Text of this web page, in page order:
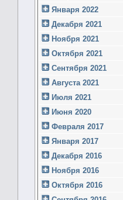
Января 2022
Декабря 2021
Ноября 2021
Октября 2021
Сентября 2021
Августа 2021
Июля 2021
Июня 2020
Февраля 2017
Января 2017
Декабря 2016
Ноября 2016
Октября 2016